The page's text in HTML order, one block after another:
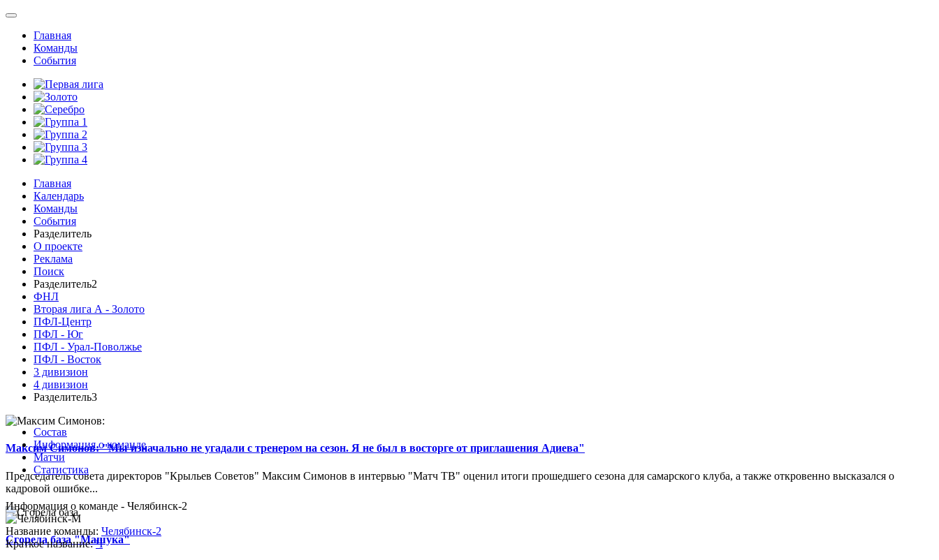
Главная
Команды
События
Главная
Календарь
Команды
События
Разделитель
О проекте
Реклама
Поиск
Разделитель2
ФНЛ
Вторая лига А - Золото
ПФЛ-Центр
ПФЛ - Юг
ПФЛ - Урал-Поволжье
ПФЛ - Восток
3 дивизион
4 дивизион
Разделитель3
Максим Симонов: "Мы изначально не угадали с тренером на сезон. Я не был в восторге от приглашения Адиева"
Председатель совета директоров "Крыльев Советов" Максим Симонов в интервью "Матч ТВ" оценил итоги прошедшего сезона для самарского клуба, а также откровенно высказался о
кадровой ошибке...
Сгорела база "Машука"
Состав
Информация о команде
Матчи
Статистика
Информация о команде - Челябинск-2
Название команды: Челябинск-2
Краткое название: Ч